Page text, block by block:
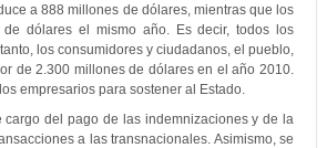
a 888 millones de dólares, mientras que los
dólares el mismo año. Es decir, todos los
los consumidores y ciudadanos, el pueblo,
de 2.300 millones de dólares en el año 2010.
empresarios para sostener al Estado.
cargo del pago de las indemnizaciones y de la
a las transnacionales. Asimismo, se